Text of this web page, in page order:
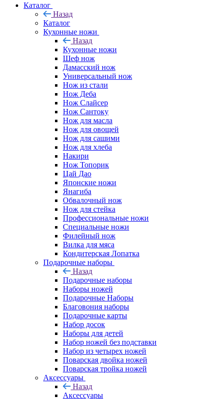
Каталог
Назад
Каталог
Кухонные ножи
Назад
Кухонные ножи
Шеф нож
Дамасский нож
Универсальный нож
Нож из стали
Нож Деба
Нож Слайсер
Нож Сантоку
Нож для масла
Нож для овощей
Нож для сашими
Нож для хлеба
Накири
Нож Топорик
Цай Дао
Японские ножи
Янагиба
Обвалочный нож
Нож для стейка
Профессиональные ножи
Специальные ножи
Филейный нож
Вилка для мяса
Кондитерская Лопатка
Подарочные наборы
Назад
Подарочные наборы
Наборы ножей
Подарочные Наборы
Благовония наборы
Подарочные карты
Набор досок
Наборы для детей
Набор ножей без подставки
Набор из четырех ножей
Поварская двойка ножей
Поварская тройка ножей
Аксессуары
Назад
Аксессуары